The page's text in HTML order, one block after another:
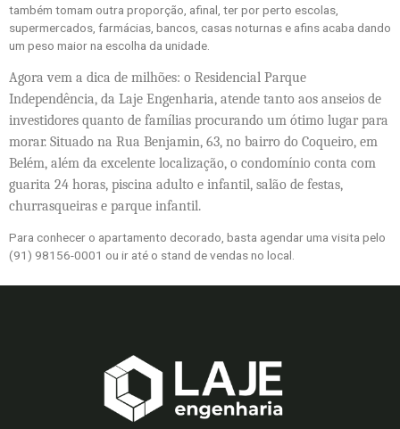
também tomam outra proporção, afinal, ter por perto escolas,
supermercados, farmácias, bancos, casas noturnas e afins acaba dando
um peso maior na escolha da unidade.
Agora vem a dica de milhões: o Residencial Parque
Independência, da Laje Engenharia, atende tanto aos anseios de
investidores quanto de famílias procurando um ótimo lugar para
morar. Situado na Rua Benjamin, 63, no bairro do Coqueiro, em
Belém, além da excelente localização, o condomínio conta com
guarita 24 horas, piscina adulto e infantil, salão de festas,
churrasqueiras e parque infantil.
Para conhecer o apartamento decorado, basta agendar uma visita pelo
(91) 98156-0001 ou ir até o stand de vendas no local.